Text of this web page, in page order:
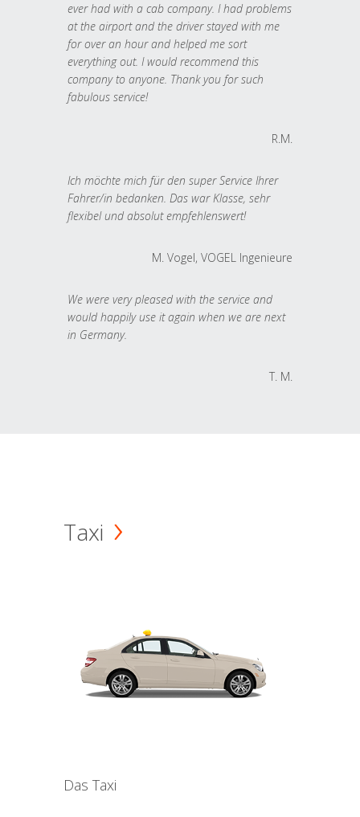
ever had with a cab company. I had problems
at the airport and the driver stayed with me
for over an hour and helped me sort
everything out. I would recommend this
company to anyone. Thank you for such
fabulous service!
R.M.
Ich möchte mich für den super Service Ihrer
Fahrer/in bedanken. Das war Klasse, sehr
flexibel und absolut empfehlenswert!
M. Vogel, VOGEL Ingenieure
We were very pleased with the service and
would happily use it again when we are next
in Germany.
T. M.
Taxi
Das Taxi